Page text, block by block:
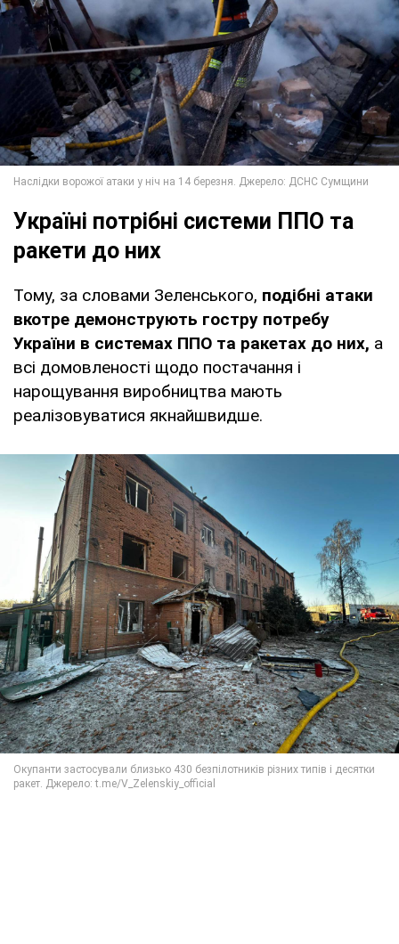
Україні потрібні системи ППО та
ракети до них
Тому, за словами Зеленського, подібні атаки
вкотре демонструють гостру потребу
України в системах ППО та ракетах до них, а
всі домовленості щодо постачання і
нарощування виробництва мають
реалізовуватися якнайшвидше.